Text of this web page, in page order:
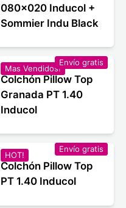
080x020 Inducol +
Sommier Indu Black
Mas Vendidos!
Envío gratis
Colchón Pillow Top
Granada PT 1.40
Inducol
HOT!
Envío gratis
Colchón Pillow Top
PT 1.40 Inducol